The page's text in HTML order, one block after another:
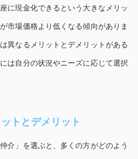
に現金化できるという大きなメリッ
市場価格より低くなる傾向がありま
異なるメリットとデメリットがある
は自分の状況やニーズに応じて選択
トとデメリット
介」を選ぶと、多くの方がどのよう